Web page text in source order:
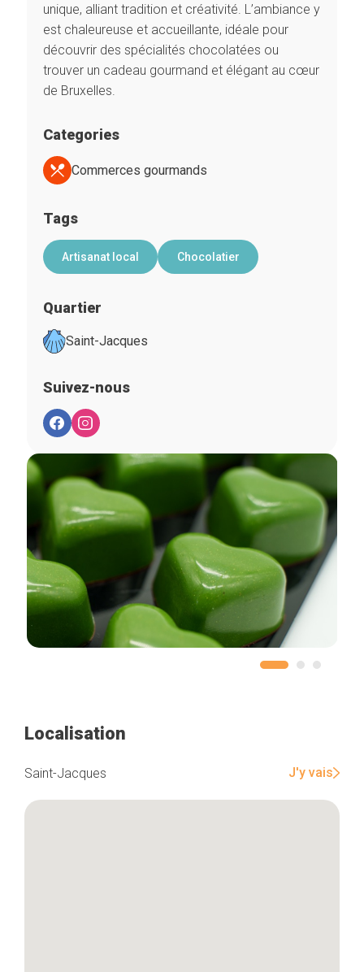
Bonnes adresses
unique, alliant tradition et créativité. L’ambiance y
est chaleureuse et accueillante, idéale pour
découvrir des spécialités chocolatées ou
trouver un cadeau gourmand et élégant au cœur
de Bruxelles.
Categories
Commerces gourmands
Tags
Artisanat local Chocolatier
Quartier
Saint-Jacques
Suivez-nous
Localisation
Saint-Jacques J'y vais